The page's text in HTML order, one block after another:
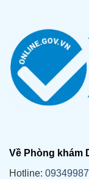
Về Phòng khám
Hotline: